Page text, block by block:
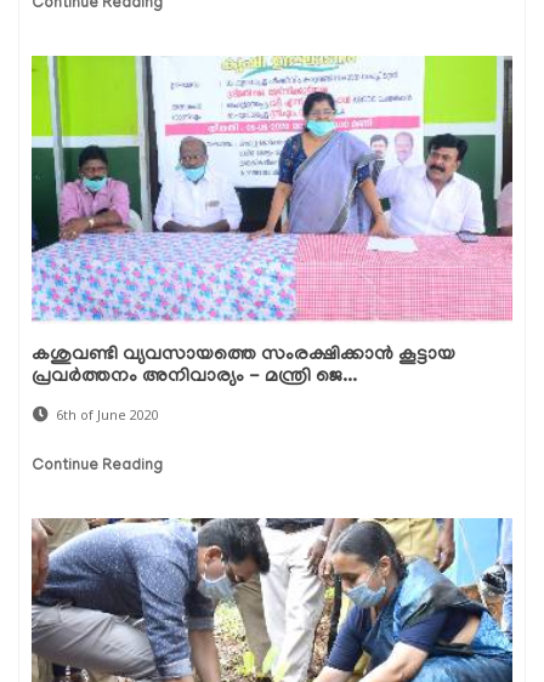
Continue Reading
കശുവണ്ടി വ്യവസായത്തെ സംരക്ഷിക്കാന്‍ കൂട്ടായ
പ്രവര്‍ത്തനം അനിവാര്യം - മന്ത്രി ജെ...
6th of June 2020
Continue Reading